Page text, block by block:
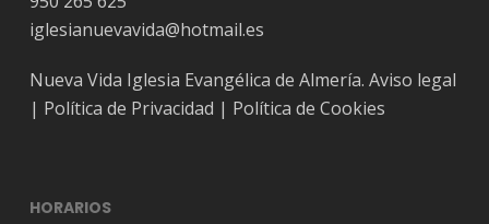
iglesianuevavida@hotmail.es
Nueva Vida Iglesia Evangélica de Almería. Aviso legal
| Política de Privacidad | Política de Cookies
HORARIOS